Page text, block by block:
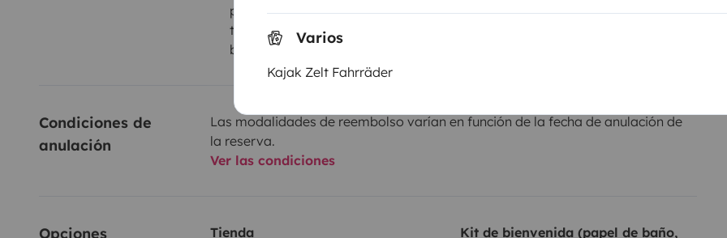
Varios
Kajak Zelt Fahrräder
propietario, efectivo, otros,
transferencia bancaria, tarjeta
bancaria
Condiciones de
anulación
Las modalidades de reembolso varían en función de la fecha de anulación de
la reserva.
Ver las condiciones
Opciones
Tienda
Kit de bienvenida (papel de baño,